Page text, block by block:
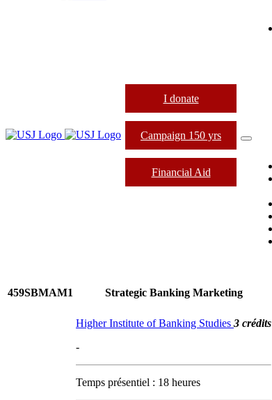
I donate
Campaign 150 yrs
Financial Aid
459SBMAM1 Strategic Banking Marketing
Higher Institute of Banking Studies 3 crédits
-
Temps présentiel : 18 heures